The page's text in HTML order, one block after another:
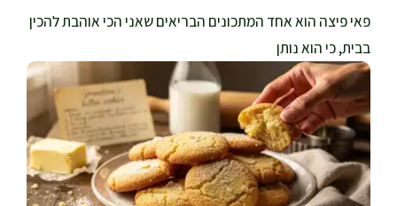
פאי פיצה הוא אחד המתכונים הבריאים שאני הכי אוהבת להכין
בבית, כי הוא נותן